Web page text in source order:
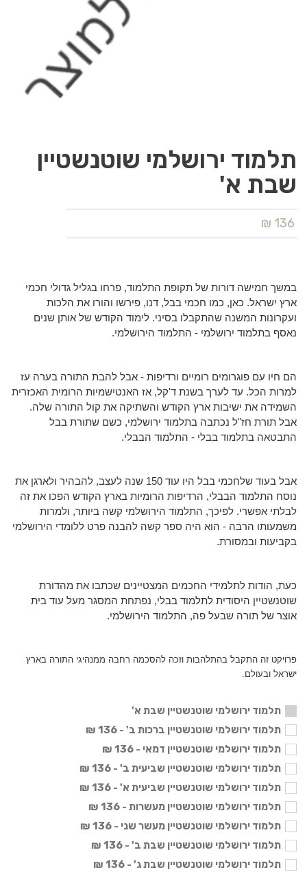
תלמוד ירושלמי שוטנשטיין
שבת א'
136 ₪
במשך חמישה דורות של תקופת התלמוד, פרחו בגליל גדולי חכמי
ארץ ישראל. כאן, כמו חכמי בבל, דנו, פירשו והורו את הלכות
ועקרונות המשנה שהתקבלו בסיני. לימוד הקודש של אותן שנים
נאסף בתלמוד ירושלמי - התלמוד הירושלמי.
הם חיו עם פוגרומים רומיים ורדיפות - אבל להבת התורה בערה עז
למרות הכל. עד לערך בשנת ד'קל, אז האנטישמיות הרומית האכזרית
השמידה את ישיבות ארץ הקודש והשתיקה את קול התורה שלה.
אבל תורת חז"ל נכתבה בתלמוד ירושלמי, כשם שתורת בבל
התבטאה בתלמוד בבלי - התלמוד הבבלי.
אבל בעוד שלחכמי בבל היו עוד 150 שנה לעצב, להבהיר ולארגן את
נוסח התלמוד הבבלי, הרדיפות הרומיות בארץ הקודש הפכו את זה
לבלתי אפשרי. לפיכך, התלמוד הירושלמי קשה ביותר, ולמרות
משמעותו הרבה - הוא היה ספר קשה להבנה פרט ללומדי הירושלמי
בקביעות ובמסורת.
כעת, הודות לתלמידי החכמים המצטיינים שכתבו את מהדורת
שוטנשטיין היסודית לתלמוד בבלי, נפתחת המסגר מעל עוד בית
אוצר של תורה שבעל פה, התלמוד הירושלמי.
פרויקט זה התקבל בהתלהבות וזכה להסכמה רחבה ממנהיגי התורה בארץ
ישראל ובעולם.
תלמוד ירושלמי שוטנשטיין שבת א'
תלמוד ירושלמי שוטנשטיין ברכות ב' - 136 ₪
תלמוד ירושלמי שוטנשטיין דמאי - 136 ₪
תלמוד ירושלמי שוטנשטיין שביעית ב' - 136 ₪
תלמוד ירושלמי שוטנשטיין שביעית א' - 136 ₪
תלמוד ירושלמי שוטנשטיין מעשרות - 136 ₪
תלמוד ירושלמי שוטנשטיין מעשר שני - 136 ₪
תלמוד ירושלמי שוטנשטיין שבת ב' - 136 ₪
תלמוד ירושלמי שוטנשטיין שבת ג' - 136 ₪